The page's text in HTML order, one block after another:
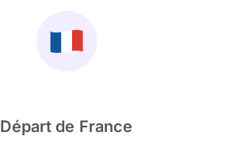
Départ de France